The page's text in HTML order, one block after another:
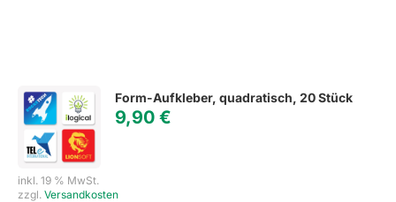
Form-Aufkleber, quadratisch, 20 Stück
9,90€
inkl. 19 % MwSt.
zzgl. Versandkosten